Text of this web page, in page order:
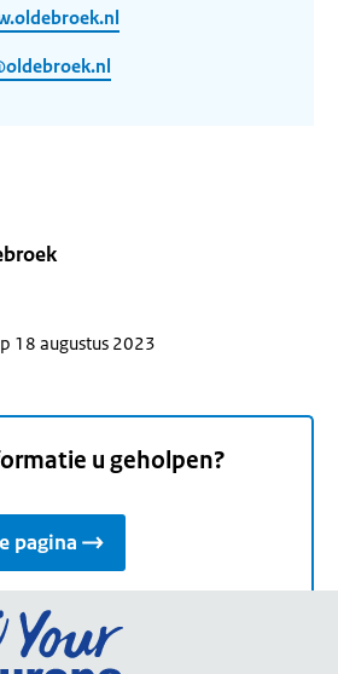
18 augustus 2023
u geholpen?
pagina
Ga